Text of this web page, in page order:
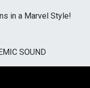
in a Marvel Style!
SOUND